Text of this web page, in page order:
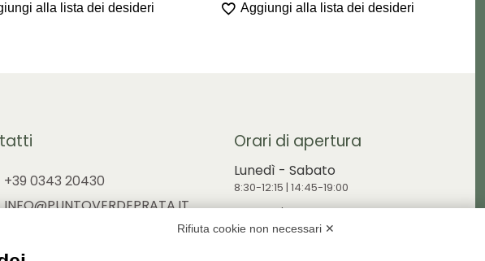
alla lista dei desideri Aggiungi alla lista dei desideri
+39 0343 20430
INFO@PUNTOVERDEPRATA.IT
ORDINI@PUNTOVERDEPRATA.IT
Orari di apertura
Lunedì - Sabato
8:30-12:15 | 14:45-19:00
Domenica
9:00-12:15 | 14:45-19:00
Rifiuta cookie non necessari ✕